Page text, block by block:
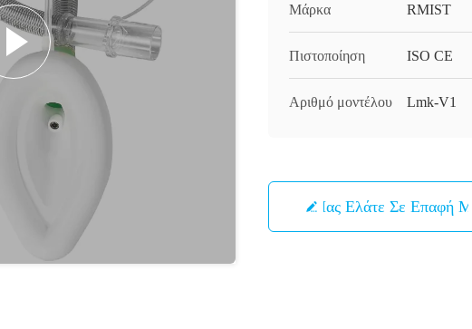
Μάρκα RMIST
Πιστοποίηση ISO CE
Αριθμό μοντέλου Lmk-V1
Μας Ελάτε Σε Επαφή Με